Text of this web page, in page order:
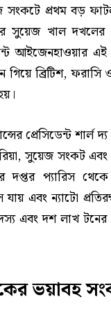
প্রথম বড় ফাটল
সুয়েজ খাল
ব্রিটিশ, ফরাসি
প্রেসিডেন্ট শার্ল
সুয়েজ সংকট এবং
দপ্তর প্যারিস
এবং ন্যাটো
এবং দশ লাখ
ভয়াবহ